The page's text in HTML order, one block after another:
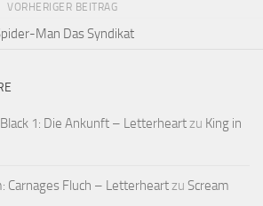
VORHERIGER BEITRAG
Man Das Syndikat
1: Die Ankunft – Letterheartzu King in
Carnages Fluch – Letterheartzu Scream